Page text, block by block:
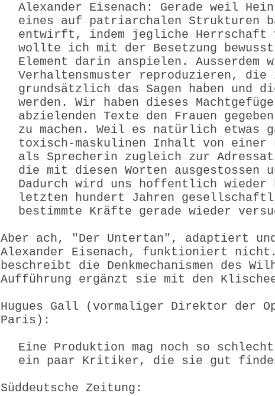
Alexander Eisenach: Gerade weil
eines auf patriarchalen Strukturen
entwirft, indem jegliche Herrschaft
wollte ich mit der Besetzung
Element darin anspielen. Ausserdem
Verhaltensmuster reproduzieren, die
grundsätzlich das Sagen haben und
werden. Wir haben dieses
abzielenden Texte den Frauen
zu machen. Weil es natürlich etwas
toxisch-maskulinen Inhalt von einer
als Sprecherin zugleich zur
die mit diesen Worten ausgestossen
Dadurch wird uns hoffentlich wieder
letzten hundert Jahren
bestimmte Kräfte gerade wieder
Aber ach, "Der Untertan", adaptiert
Alexander Eisenach, funktioniert nicht.
beschreibt die Denkmechanismen des
Aufführung ergänzt sie mit den
Hugues Gall (vormaliger Direktor der
Paris):
Eine Produktion mag noch so
ein paar Kritiker, die sie gut
Süddeutsche Zeitung: